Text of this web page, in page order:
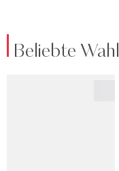
Beliebte Wahl